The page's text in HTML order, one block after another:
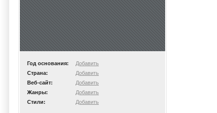
Год основания:
Добавить
Страна:
Добавить
Веб-сайт:
Добавить
Жанры:
Добавить
Стили:
Добавить